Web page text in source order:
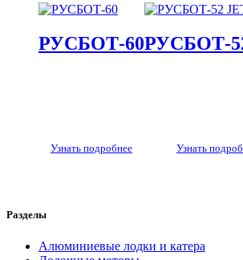
РУСБОТ-60
Узнать подробнее
РУСБОТ-
Узнать
Разделы
Алюминиевые лодки и катера